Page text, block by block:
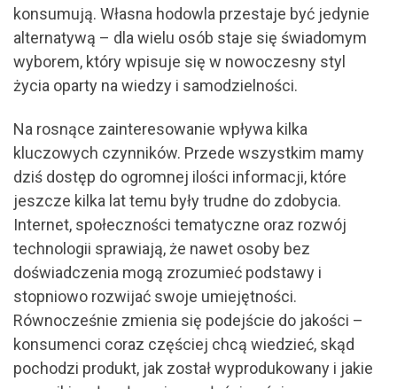
konsumują. Własna hodowla przestaje być jedynie
alternatywą – dla wielu osób staje się świadomym
wyborem, który wpisuje się w nowoczesny styl
życia oparty na wiedzy i samodzielności.
Na rosnące zainteresowanie wpływa kilka
kluczowych czynników. Przede wszystkim mamy
dziś dostęp do ogromnej ilości informacji, które
jeszcze kilka lat temu były trudne do zdobycia.
Internet, społeczności tematyczne oraz rozwój
technologii sprawiają, że nawet osoby bez
doświadczenia mogą zrozumieć podstawy i
stopniowo rozwijać swoje umiejętności.
Równocześnie zmienia się podejście do jakości –
konsumenci coraz częściej chcą wiedzieć, skąd
pochodzi produkt, jak został wyprodukowany i jakie